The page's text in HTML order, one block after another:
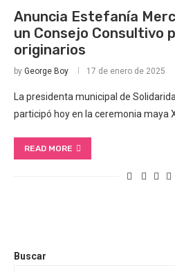
Anuncia Estefanía
un Consejo Consultivo
originarios
by George Boy 17 de enero de 2025
La presidenta municipal de
participó hoy en la ceremonia maya
READ MORE
Buscar